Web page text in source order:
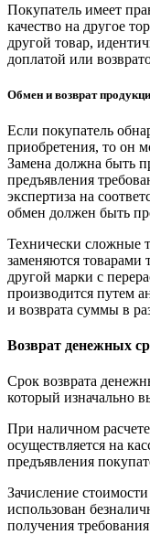
Покупатель имеет
качество на другое
другой товар,
доплатой или
Обмен и возврат
Если покупатель
приобретения, то он
Замена должна быть
предъявления
экспертиза на
обмен должен быть
Технически сложные
заменяются
другой марки с
производится путем
и возврата суммы в
Возврат денежных
Срок возврата
который изначально
При наличном
осуществляется на
предъявления
Зачисление
использован
получения